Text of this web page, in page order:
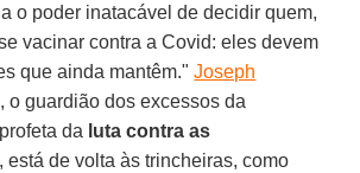
o poder inatacável de decidir quem,
vacinar contra a Covid: eles devem
que ainda mantêm."Joseph
o guardião dos excessos da
da luta contra as
, está de volta às trincheiras, como